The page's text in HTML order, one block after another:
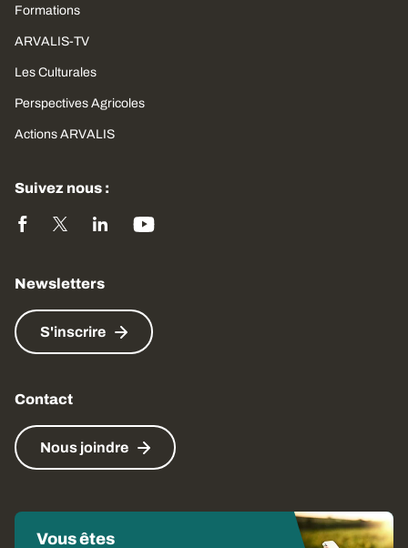
Formations
ARVALIS-TV
Les Culturales
Perspectives Agricoles
Actions ARVALIS
Suivez nous :
Newsletters
S'inscrire
Contact
Nous joindre
Vous êtes